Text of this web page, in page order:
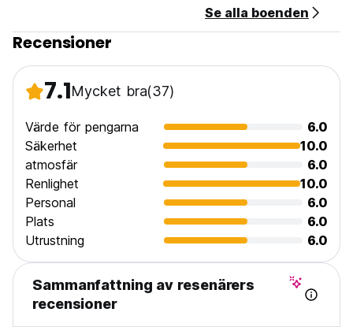
24 timmars reception.
Inget utegångsförbud.
Se alla boenden
Recensioner
7.1Mycket bra(37)
Värde för pengarna
6.0
Säkerhet
10.0
atmosfär
6.0
Renlighet
10.0
Personal
6.0
Plats
6.0
Utrustning
6.0
Sammanfattning av resenärers
recensioner